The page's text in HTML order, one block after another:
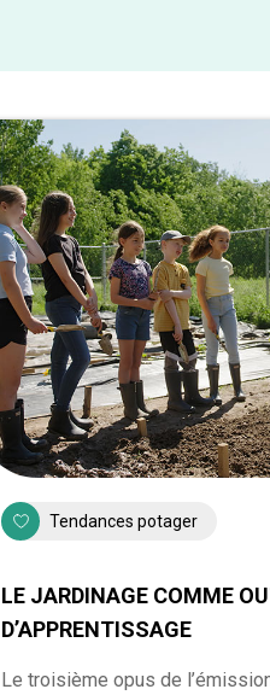
Tendances potager
LE JARDINAGE COMME
D’APPRENTISSAGE
Le troisième opus de l’émission